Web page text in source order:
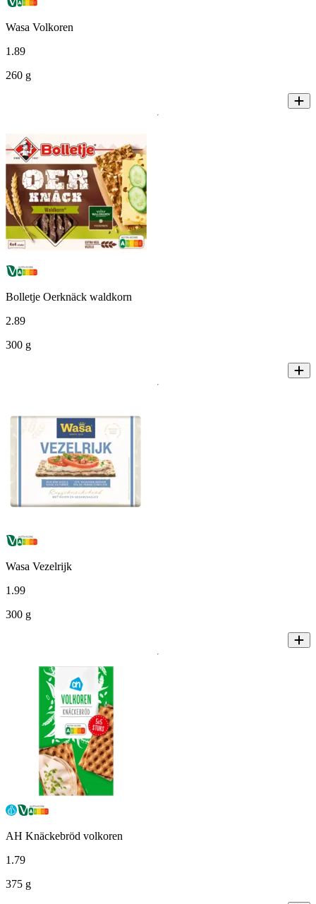
Wasa Volkoren
1 .89
260 g
Bolletje Oerknäck waldkorn
2.89
300 g
Wasa Vezelrijk
1 .99
300 g
AH Knäckebröd volkoren
1 .79
375 g